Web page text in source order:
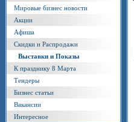
Мировые бизнес новости
Акции
Афиша
Скидки и Распродажи
Выставки и Показы
К празднику 8 Марта
Тендеры
Бизнес статьи
Вакансии
Интересное